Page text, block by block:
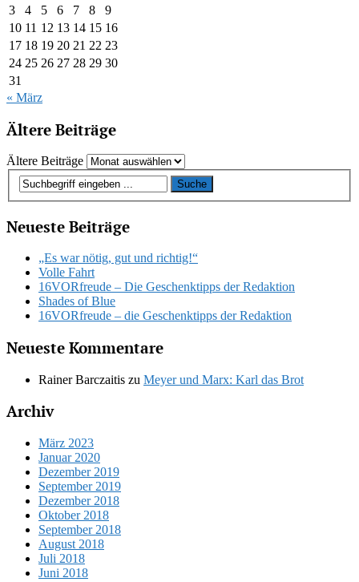
3
4 5 6 7 8
9
10 11 12 13 14 15 16
17 18 19 20 21 22 23
24 25 26 27 28 29 30
31
« März
Ältere Beiträge
Ältere Beiträge
Neueste Beiträge
„Es war nötig, gut und richtig!“
Volle Fahrt
16VORfreude – Die Geschenktipps der Redaktion
Shades of Blue
16VORfreude – die Geschenktipps der Redaktion
Neueste Kommentare
Rainer Barczaitis zu Meyer und Marx: Karl das Brot
Archiv
März 2023
Januar 2020
Dezember 2019
September 2019
Dezember 2018
Oktober 2018
September 2018
August 2018
Juli 2018
Juni 2018